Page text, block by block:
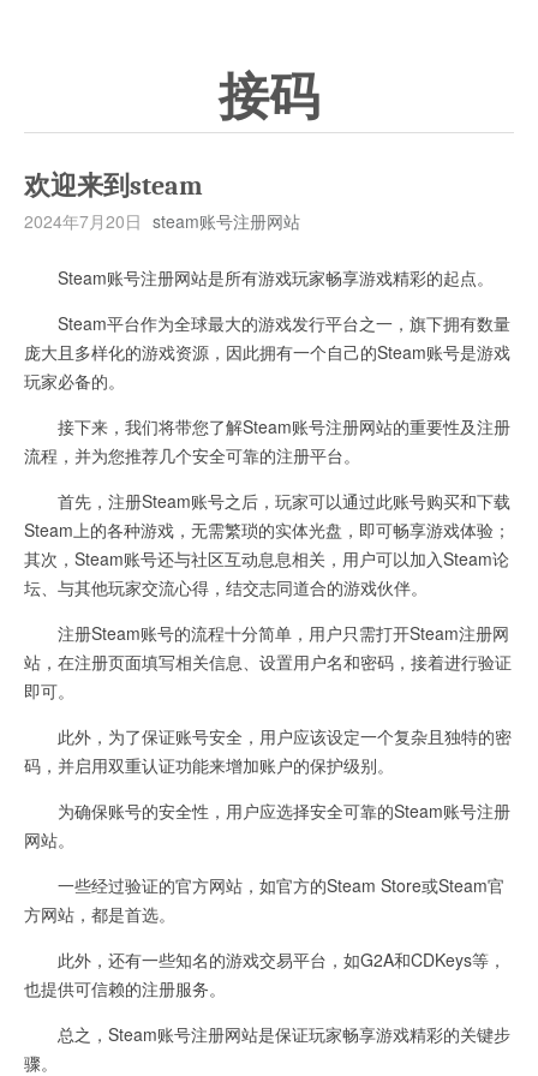
接码
欢迎来到steam
2024年7月20日 steam账号注册网站
Steam账号注册网站是所有游戏玩家畅享游戏精彩的起点。
Steam平台作为全球最大的游戏发行平台之一，旗下拥有数量
庞大且多样化的游戏资源，因此拥有一个自己的Steam账号是游戏
玩家必备的。
接下来，我们将带您了解Steam账号注册网站的重要性及注册
流程，并为您推荐几个安全可靠的注册平台。
首先，注册Steam账号之后，玩家可以通过此账号购买和下载
Steam上的各种游戏，无需繁琐的实体光盘，即可畅享游戏体验；
其次，Steam账号还与社区互动息息相关，用户可以加入Steam论
坛、与其他玩家交流心得，结交志同道合的游戏伙伴。
注册Steam账号的流程十分简单，用户只需打开Steam注册网
站，在注册页面填写相关信息、设置用户名和密码，接着进行验证
即可。
此外，为了保证账号安全，用户应该设定一个复杂且独特的密
码，并启用双重认证功能来增加账户的保护级别。
为确保账号的安全性，用户应选择安全可靠的Steam账号注册
网站。
一些经过验证的官方网站，如官方的Steam Store或Steam官
方网站，都是首选。
此外，还有一些知名的游戏交易平台，如G2A和CDKeys等，
也提供可信赖的注册服务。
总之，Steam账号注册网站是保证玩家畅享游戏精彩的关键步
骤。